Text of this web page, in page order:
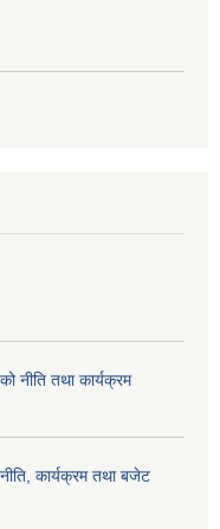
नीति तथा कार्यक्रम
कार्यक्रम तथा बजेट